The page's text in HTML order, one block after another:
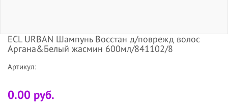
ECL URBAN Шампунь Восстан д/поврежд волос
Аргана&Белый жасмин 600мл/841102/8
Артикул:
0.00 руб.